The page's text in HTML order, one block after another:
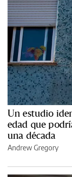
Un estudio
edad que
una década
Andrew Gregory